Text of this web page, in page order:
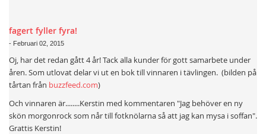
fagert fyller fyra!
- Februari 02, 2015
Oj, har det redan gått 4 år! Tack alla kunder för gott samarbete under
åren. Som utlovat delar vi ut en bok till vinnaren i tävlingen. (bilden på
tårtan från buzzfeed.com)
Och vinnaren är........Kerstin med kommentaren "Jag behöver en ny
skön morgonrock som når till fotknölarna så att jag kan mysa i soffan".
Grattis Kerstin!